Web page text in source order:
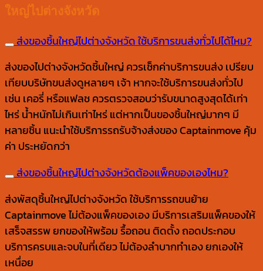
ใหญ่ไปต่างจังหวัด
ส่งของชิ้นใหญ่ไปต่างจังหวัด ใช้บริการขนส่งทั่วไปได้ไหม?
ส่งของไปต่างจังหวัดชิ้นใหญ่ ควรเช็กค่าบริการขนส่ง เปรียบ
เทียบบริษัทขนส่งดูหลายๆ เจ้า หากจะใช้บริการขนส่งทั่วไป
เช่น เคอรี่ หรือแฟลช ควรตรวจสอบว่ารับขนาดสูงสุดได้เท่า
ไหร่ น้ำหนักไม่เกินเท่าไหร่ แต่หากเป็นของชิ้นใหญ่มากๆ มี
หลายชิ้น แนะนำใช้บริการรถรับจ้างส่งของ Captainmove คุ้ม
ค่า ประหยัดกว่า
ส่งของชิ้นใหญ่ไปต่างจังหวัดต้องแพ็คของเองไหม?
ส่งพัสดุชิ้นใหญ่ไปต่างจังหวัด ใช้บริการรถขนย้าย
Captainmove ไม่ต้องแพ็คของเอง มีบริการเสริมแพ็คของให้
เสร็จสรรพ ยกของให้พร้อม รื้อถอน ติดตั้ง ถอดประกอบ
บริการครบและจบในที่เดียว ไม่ต้องลำบากทำเอง ยกเองให้
เหนื่อย